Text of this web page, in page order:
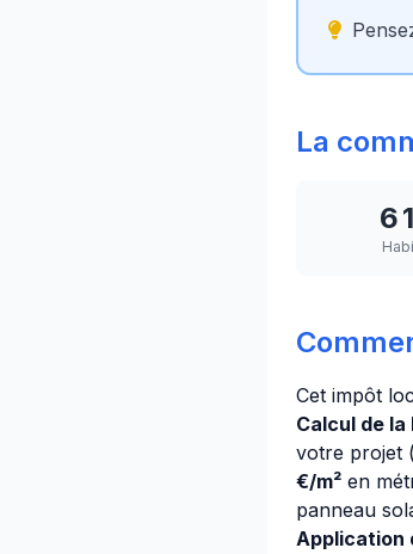
La
6
Cet impôt
Calcul de
votre projet
€/m² en
panneau
Application